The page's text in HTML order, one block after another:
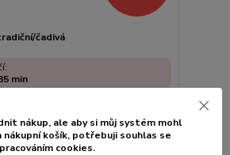
čadivá
58 Kč
43 Kčbez DPH
min
nákup, ale aby si můj systém mohl
košík, potřebuji souhlas se
cookies.